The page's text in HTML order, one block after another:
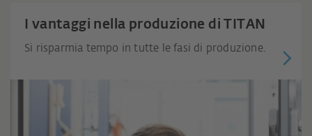
I vantaggi nella produzione di TITAN
Si risparmia tempo in tutte le fasi di produzione.